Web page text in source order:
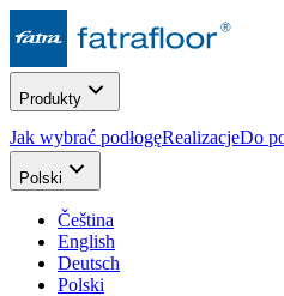
Produkty
Jak wybrać podłogęRealizacjeDo
Polski
Čeština
English
Deutsch
Polski